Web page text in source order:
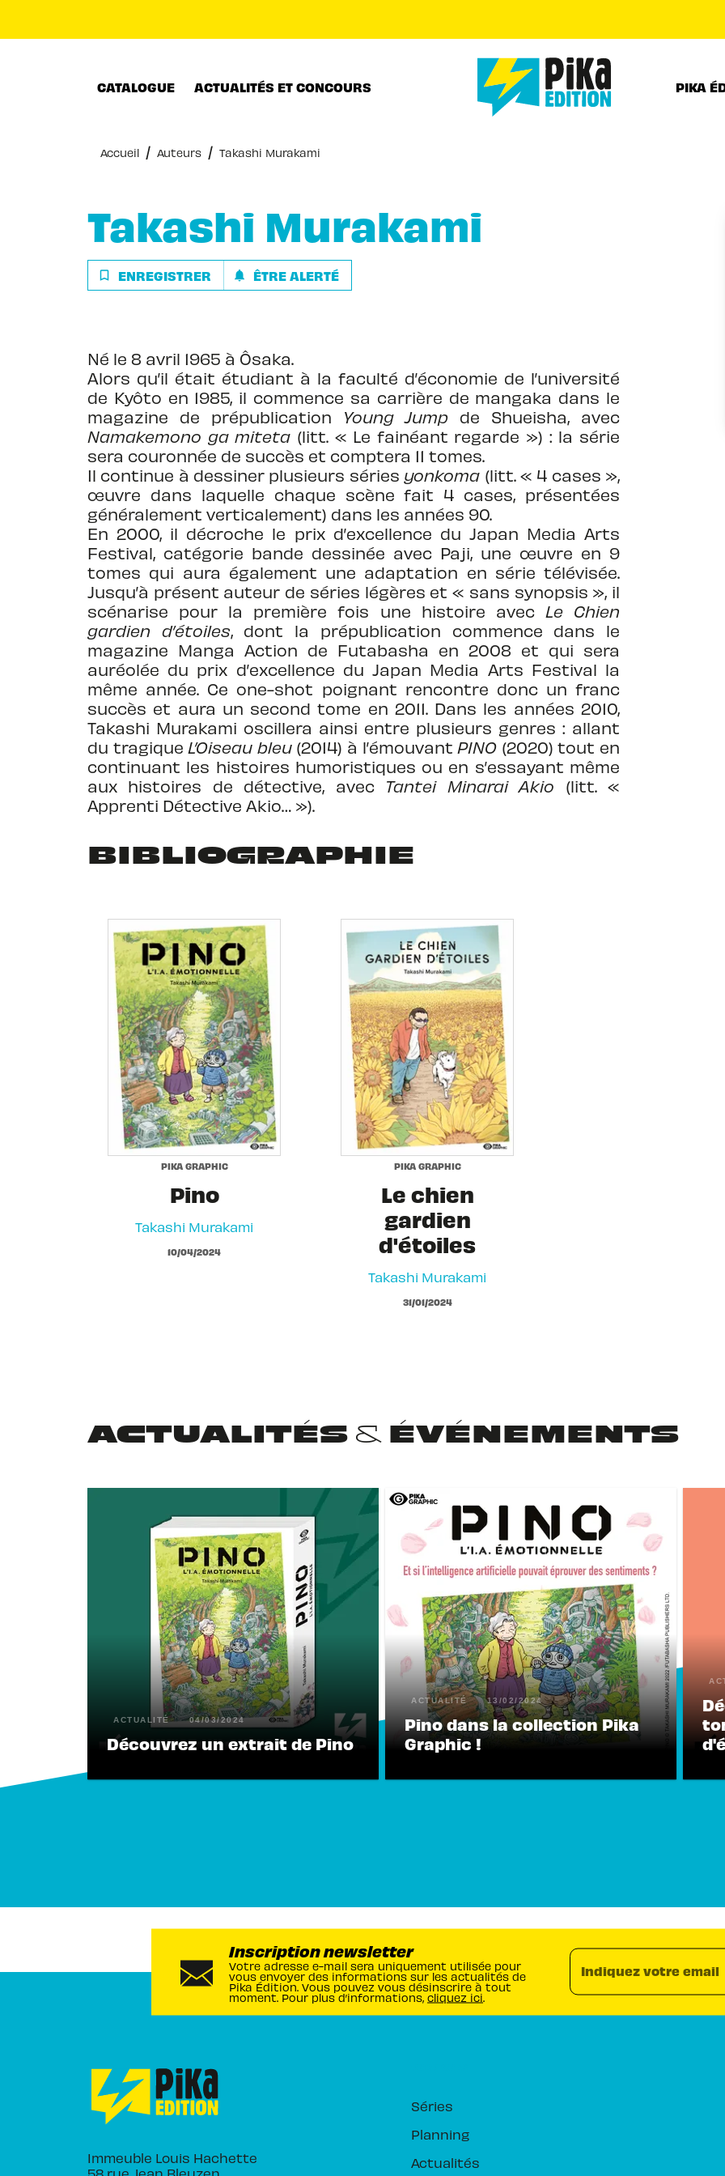
CATALOGUE ACTUALITÉS ET CONCOURS PIKA
Accueil / Auteurs / Takashi Murakami
Takashi Murakami
bookmark_border ENREGISTRER notifications ÊTRE ALERTÉ
Né le 8 avril 1965 à Ôsaka.
Alors qu’il était étudiant à la faculté d’économie de l’université
de Kyôto en 1985, il commence sa carrière de mangaka dans le
magazine de prépublication
Young Jump de Shueisha, avec
Namakemono ga miteta (litt. « Le fainéant regarde ») : la série
sera couronnée de succès et comptera 11 tomes.
Il continue à dessiner plusieurs séries yonkoma (litt. « 4 cases »,
œuvre dans laquelle chaque scène fait 4 cases, présentées
généralement verticalement) dans les années 90.
En 2000, il décroche le prix d’excellence du Japan Media Arts
Festival, catégorie bande dessinée avec Paji, une œuvre en 9
tomes qui aura également une adaptation en série télévisée.
Jusqu’à présent auteur de séries légères et « sans synopsis », il
scénarise pour la première fois une histoire avec Le Chien
gardien d’étoiles, dont la prépublication commence dans le
magazine Manga Action de Futabasha en 2008 et qui sera
auréolée du prix d’excellence du Japan Media Arts Festival la
même année. Ce one-shot poignant rencontre donc un franc
succès et aura un second tome en 2011. Dans les années 2010,
Takashi Murakami oscillera ainsi entre plusieurs genres : allant
du tragique L’Oiseau bleu (2014) à l’émouvant PINO (2020) tout en
continuant les histoires humoristiques ou en s’essayant même
aux histoires de détective, avec Tantei Minarai Akio (litt. «
Apprenti Détective Akio… »).
BIBLIOGRAPHIE
PIKA GRAPHIC
Pino
Takashi Murakami
10/04/2024
PIKA GRAPHIC
Le chien
gardien
d'étoiles
Takashi Murakami
31/01/2024
ACTUALITÉS & ÉVÉNEMENTS
ACTUALITÉ 04/03/2024
Découvrez un extrait de Pino
ACTUALITÉ 13/02/2024
Pino dans la collection Pika
Graphic !
Inscription newsletter
Votre adresse e-mail sera uniquement utilisée pour
vous envoyer des informations sur les actualités de
Pika Édition. Vous pouvez vous désinscrire à tout
moment. Pour plus d’informations, cliquez ici
Indiquez votre email
Immeuble Louis Hachette
58 rue Jean Bleuzen
Séries
Planning
Actualités